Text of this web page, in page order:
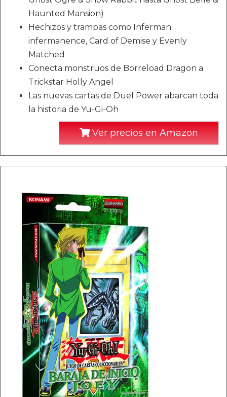
Haunted Mansion)
Hechizos y trampas como Inferman
infermanence, Card of Demise y Evenly
Matched
Conecta monstruos de Borreload Dragon a
Trickstar Holly Angel
Las nuevas cartas de Duel Power abarcan toda
la historia de Yu-Gi-Oh
Ver precios en Amazon